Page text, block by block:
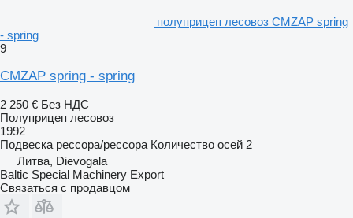
полуприцеп лесовоз CMZAP spring
- spring
9
CMZAP spring - spring
2 250 € Без НДС
Полуприцеп лесовоз
1992
Подвеска рессора/рессора Количество осей 2
Литва, Dievogala
Baltic Special Machinery Export
Связаться с продавцом